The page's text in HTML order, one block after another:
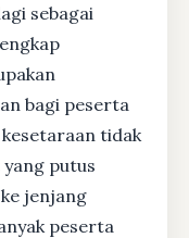
sebagai
bagi peserta
tidak
putus
jenjang
peserta